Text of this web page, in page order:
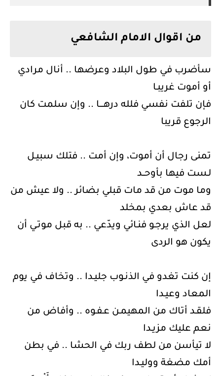
من اقوال الامام الشافعي
سأضرب في طول البلاد وعرضها .. أنال مرادي
أو أموت غريبـا
فإن تلفت نفسي فلله درهــــا .. وإن سلمت كان
الرجوع قريبا
تمنى رجال أن أموت، وإن أمت .. فتلك سبيـل
لـست فيها بأوحــد
وما موت من قد مات قبلي بضائر .. ولا عيش من
قد عاش بعدي بمخلد
لعل الذي يرجـو فنـائي ويدّعي .. به قبل موتـي أن
يكون هو الردى
إن كنت تغدو في الذنـوب جليـدا .. وتخاف في يوم
المعاد وعيـدا
فلقـد أتاك من المهيمـن عـفـوه .. وأفاض من
نعم عليك مزيـدا
لا تيأسن من لطف ربك في الحشا .. في بطن
أمك مضغة ووليـدا